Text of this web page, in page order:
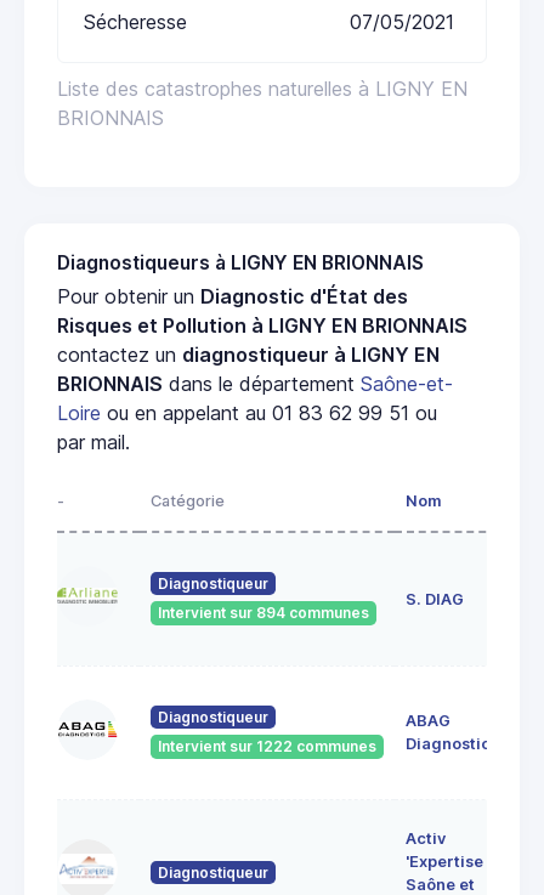
Liste des catastrophes naturelles à LIGNY EN
BRIONNAIS
Sécheresse 07/05/2021
Diagnostiqueurs à LIGNY EN BRIONNAIS
Pour obtenir un Diagnostic d'État des
Risques et Pollution à LIGNY EN BRIONNAIS
contactez un diagnostiqueur à LIGNY EN
BRIONNAIS dans le département Saône-et-
Loire ou en appelant au 01 83 62 99 51 ou
par mail.
- Catégorie Nom
Diagnostiqueur
Intervient sur 894 communes
S. DIAG
Diagnostiqueur
Intervient sur 1222 communes
ABAG
Diagnostics
Diagnostiqueur
Activ
'Expertise
Saône et